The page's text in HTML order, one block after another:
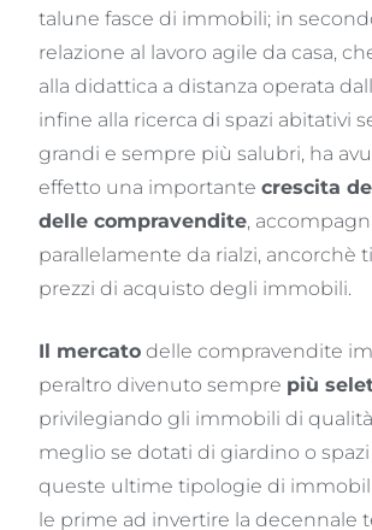
talune fasce di immobili; in
relazione al lavoro agile da casa,
alla didattica a distanza operata
infine alla ricerca di spazi abitativi
grandi e sempre più salubri, ha
effetto una importantecrescita
delle compravendite,
parallelamente da rialzi, ancorchè
prezzi di acquisto degli immobili.
Il mercato delle compravendite
peraltro divenuto sempre più
privilegiando gli immobili di
meglio se dotati di giardino o
queste ultime tipologie di
le prime ad invertire la decennale